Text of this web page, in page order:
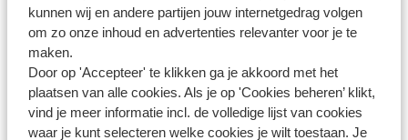
kunnen wij en andere partijen jouw internetgedrag volgen
om zo onze inhoud en advertenties relevanter voor je te
maken.
Door op 'Accepteer' te klikken ga je akkoord met het
plaatsen van alle cookies. Als je op 'Cookies beheren’ klikt,
vind je meer informatie incl. de volledige lijst van cookies
waar je kunt selecteren welke cookies je wilt toestaan. Je
Wat zijn de voorwaarden van Eliza was here?
Wat zijn de betaalgegevens van Eliza was here?
Wat doet Eliza was here om digitale toegankelijkheid te
verbeteren?